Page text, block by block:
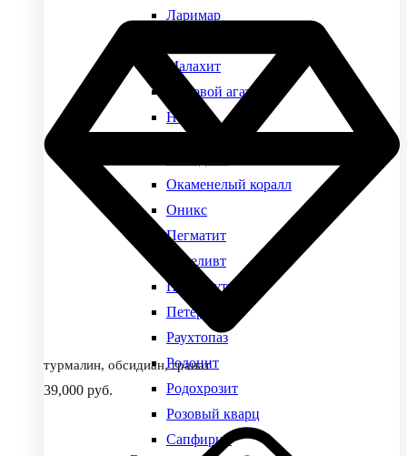
Ларимар
Малахит
Моховой агат
Нефрит
Окаменелый коралл
Оникс
Пегматит
Переливт
Перламутр
Петерсит
Раухтопаз
Родонит
Родохрозит
Розовый кварц
Сапфирин
турмалин, обсидиан, гранат
39,000 руб.